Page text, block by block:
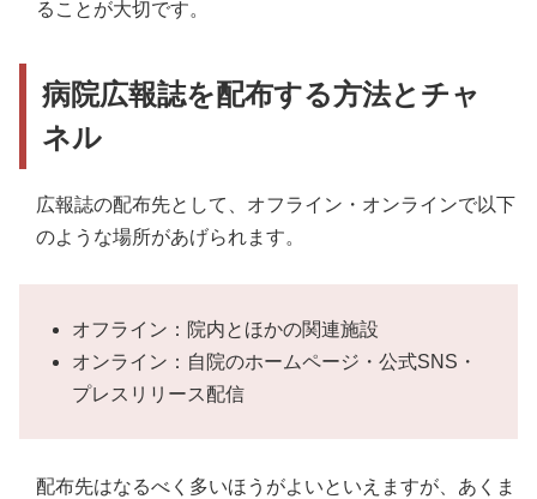
ることが大切です。
病院広報誌を配布する方法とチャ
ネル
広報誌の配布先として、オフライン・オンラインで以下
のような場所があげられます。
オフライン：院内とほかの関連施設
オンライン：自院のホームページ・公式SNS・
プレスリリース配信
配布先はなるべく多いほうがよいといえますが、あくま